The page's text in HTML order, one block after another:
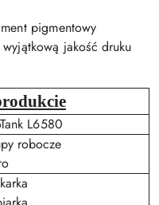
pigmentowy
jakość druku
L6580
robocze